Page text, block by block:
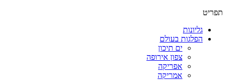
תפריט
גליונות
הפלגות בעולם
ים תיכון
צפון אירופה
אפריקה
אמריקה